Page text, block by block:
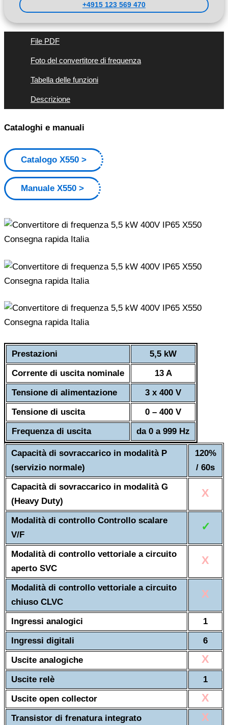
+4915 123 569 470
File PDF
Foto del convertitore di frequenza
Tabella delle funzioni
Descrizione
Cataloghi e manuali
Catalogo X550
Manuale X550
Prestazioni
5,5 kW
Corrente di uscita nominale
13 A
Tensione di alimentazione
3 x 400 V
Tensione di uscita
0 – 400 V
Frequenza di uscita
da 0 a 999 Hz
Capacità di sovraccarico in modalità P
(servizio normale)
120%
/ 60s
Capacità di sovraccarico in modalità G
(Heavy Duty)
X
Modalità di controllo Controllo scalare
V/F
✓
Modalità di controllo vettoriale a circuito
aperto SVC
X
Modalità di controllo vettoriale a circuito
chiuso CLVC
X
Ingressi analogici
1
Ingressi digitali
6
Uscite analogiche
X
Uscite relè
1
Uscite open collector
X
Transistor di frenatura integrato X